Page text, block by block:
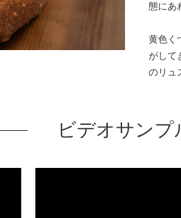
態にあ
黄色く
がして
のリュ
ビデオサンプ